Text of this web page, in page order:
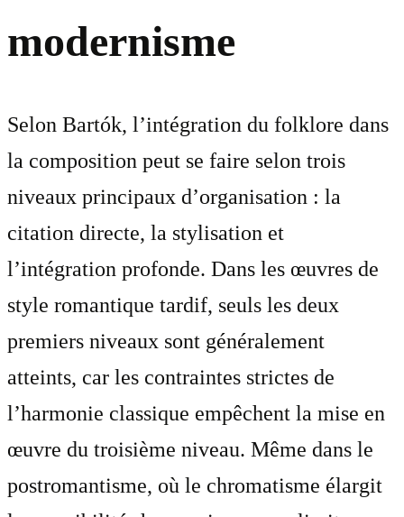
modernisme
Selon Bartók, l’intégration du folklore dans
la composition peut se faire selon trois
niveaux principaux d’organisation : la
citation directe, la stylisation et
l’intégration profonde. Dans les œuvres de
style romantique tardif, seuls les deux
premiers niveaux sont généralement
atteints, car les contraintes strictes de
l’harmonie classique empêchent la mise en
œuvre du troisième niveau. Même dans le
postromantisme, où le chromatisme élargit